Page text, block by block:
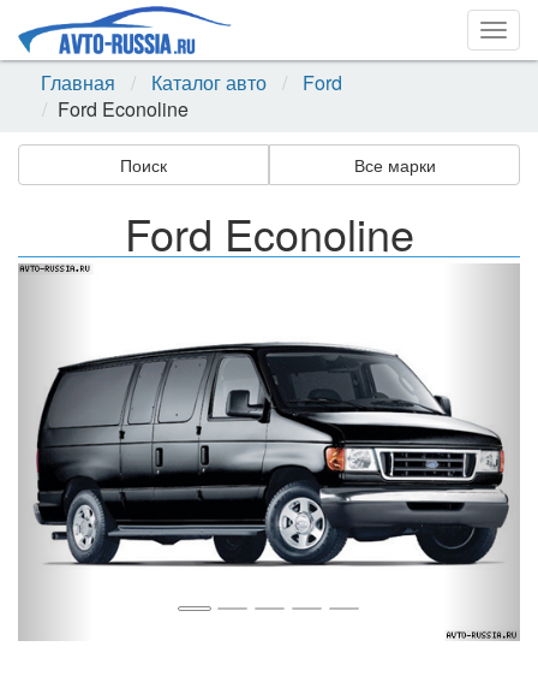
Главная
Каталог авто
Ford
Ford Econoline
Поиск Все марки
Ford Econoline
Назад